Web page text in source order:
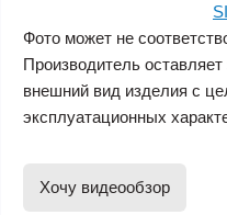
Фото может не
Производитель
внешний вид изделия с
эксплуатационных
Хочу видеообзор